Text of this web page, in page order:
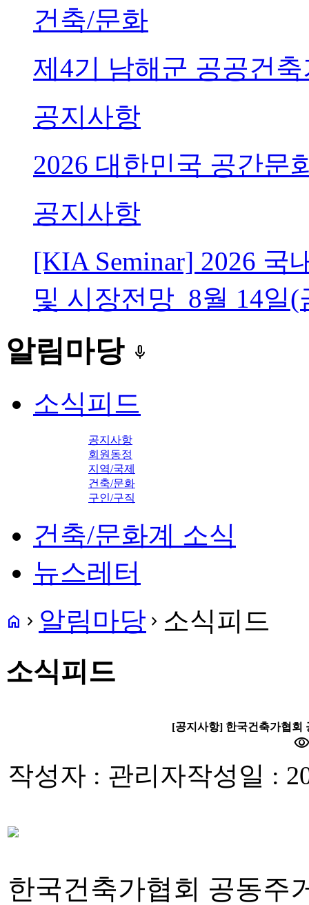
건축/문화
제4기 남해군 공공건
공지사항
2026 대한민국 공간문
공지사항
[KIA Seminar] 2026 국
및 시장전망_8월 14일(
알림마당 keyboard_voice
소식피드
공지사항
회원동정
지역/국제
건축/문화
구인/구직
건축/문화계 소식
뉴스레터
home navigate_next 알림마당 navigate_next 소식피드
소식피드
[공지사항] 한국건축가협회
작성자 : 관리자작성일 :
한국건축가협회 공동주